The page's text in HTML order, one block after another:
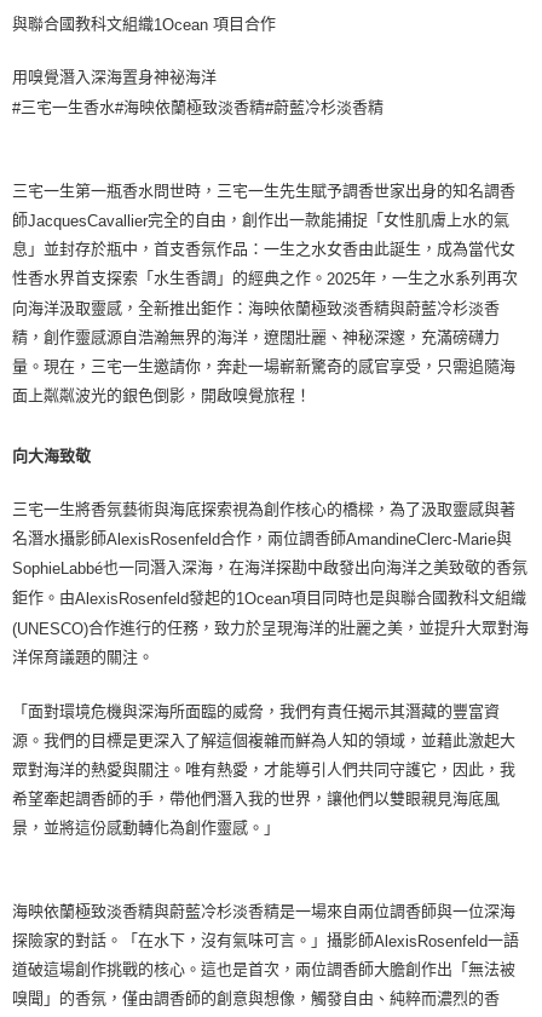
與聯合國教科文組織1Ocean 項目合作
用嗅覺潛入深海置身神祕海洋
#三宅一生香水#海映依蘭極致淡香精#蔚藍冷杉淡香精
三宅一生第一瓶香水問世時，三宅一生先生賦予調香世家出身的知名調香
師JacquesCavallier完全的自由，創作出一款能捕捉「女性肌膚上水的氣
息」並封存於瓶中，首支香氛作品：一生之水女香由此誕生，成為當代女
性香水界首支探索「水生香調」的經典之作。 2025年，一生之水系列再次
向海洋汲取靈感，全新推出鉅作：海映依蘭極致淡香精與蔚藍冷杉淡香
精，創作靈感源自浩瀚無界的海洋，遼闊壯麗、神秘深邃，充滿磅礴力
量。現在，三宅一生邀請你，奔赴一場嶄新驚奇的感官享受，只需追隨海
面上粼粼波光的銀色倒影，開啟嗅覺旅程！
向大海致敬
三宅一生將香氛藝術與海底探索視為創作核心的橋樑，為了汲取靈感與著
名潛水攝影師AlexisRosenfeld合作，兩位調香師AmandineClerc-Marie與
SophieLabbé也一同潛入深海，在海洋探勘中啟發出向海洋之美致敬的香氛
鉅作。由AlexisRosenfeld發起的1Ocean項目同時也是與聯合國教科文組織
(UNESCO)合作進行的任務，致力於呈現海洋的壯麗之美，並提升大眾對海
洋保育議題的關注。
「面對環境危機與深海所面臨的威脅，我們有責任揭示其潛藏的豐富資
源。我們的目標是更深入了解這個複雜而鮮為人知的領域，並藉此激起大
眾對海洋的熱愛與關注。唯有熱愛，才能導引人們共同守護它，因此，我
希望牽起調香師的手，帶他們潛入我的世界，讓他們以雙眼親見海底風
景，並將這份感動轉化為創作靈感。」
海映依蘭極致淡香精與蔚藍冷杉淡香精是一場來自兩位調香師與一位深海
探險家的對話。「在水下，沒有氣味可言。」攝影師AlexisRosenfeld一語
道破這場創作挑戰的核心。這也是首次，兩位調香師大膽創作出「無法被
嗅聞」的香氛，僅由調香師的創意與想像，觸發自由、純粹而濃烈的香